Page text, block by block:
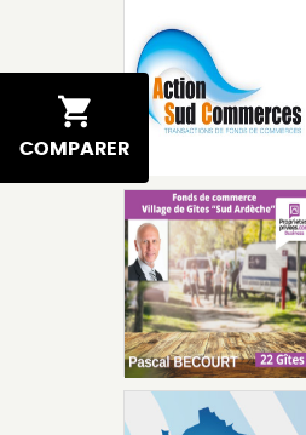
COMPARER